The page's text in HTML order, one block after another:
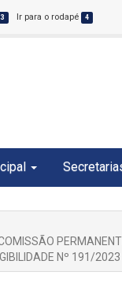
3 Ir para o rodapé 4
Nº 191/2023